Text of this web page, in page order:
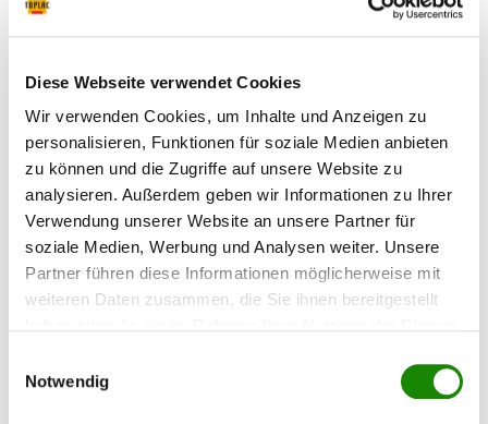
Diese Webseite verwendet Cookies
Wir verwenden Cookies, um Inhalte und Anzeigen zu
personalisieren, Funktionen für soziale Medien anbieten
zu können und die Zugriffe auf unsere Website zu
analysieren. Außerdem geben wir Informationen zu Ihrer
Verwendung unserer Website an unsere Partner für
soziale Medien, Werbung und Analysen weiter. Unsere
Partner führen diese Informationen möglicherweise mit
weiteren Daten zusammen, die Sie ihnen bereitgestellt
Notwendig
Ersatzröhre 500 W, für Infrarot-Strahler IR-B01
Länge: 200 mm
99,25 €*